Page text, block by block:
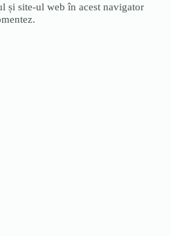
și site-ul web în acest navigator